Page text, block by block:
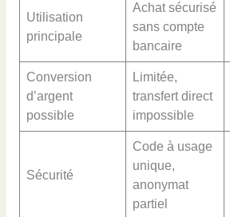
Utilisation
principale
Achat sécurisé
sans compte
bancaire
Conversion
d’argent
possible
Limitée,
transfert direct
impossible
Sécurité
Code à usage
unique,
anonymat
partiel